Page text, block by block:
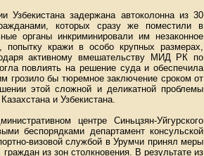
Узбекистана задержана автоколонна из 30
которых сразу же поместили в
органы инкриминировали им незаконное
попытку кражи в особо крупных размерах,
активному вмешательству МИД РК по
повлиять на решение суда и обеспечила
грозило бы тюремное заключение сроком от
этой сложной и деликатной проблемы
и Узбекистана.
центре Синьцзян-Уйгурского
беспорядками департамент консульской
визовой службой в Урумчи принял меры
из зон столкновения. В результате из